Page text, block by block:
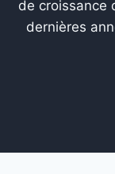
de croissance
dernières